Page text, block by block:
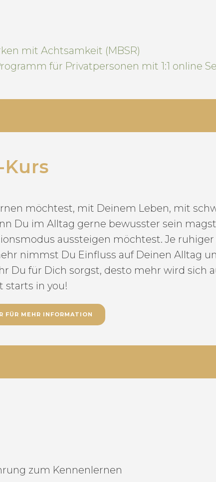
mit Achtsamkeit (MBSR)
für Privatpersonen mit 1:1 online
möchtest, mit Deinem Leben, mit
Du im Alltag gerne bewusster sein
aussteigen möchtest. Je ruhiger
nimmst Du Einfluss auf Deinen Alltag
Du für Dich sorgst, desto mehr wird sich
starts in you!
FÜR MEHR INFORMATION
zum Kennenlernen